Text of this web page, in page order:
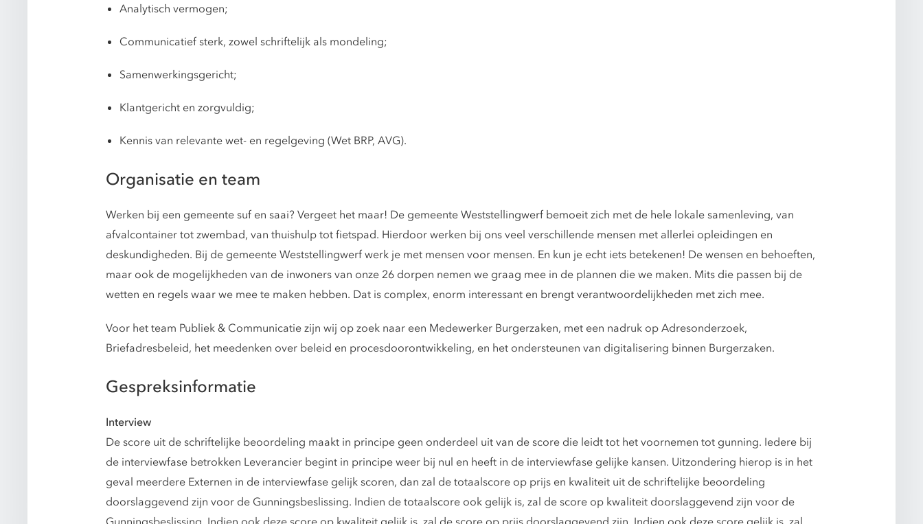
Analytisch vermogen;
Communicatief sterk, zowel schriftelijk als mondeling;
Samenwerkingsgericht;
Klantgericht en zorgvuldig;
Kennis van relevante wet- en regelgeving (Wet BRP, AVG).
Organisatie en team
Werken bij een gemeente suf en saai? Vergeet het maar! De gemeente Weststellingwerf bemoeit zich met de hele lokale samenleving, van
afvalcontainer tot zwembad, van thuishulp tot fietspad. Hierdoor werken bij ons veel verschillende mensen met allerlei opleidingen en
deskundigheden. Bij de gemeente Weststellingwerf werk je met mensen voor mensen. En kun je echt iets betekenen! De wensen en behoeften,
maar ook de mogelijkheden van de inwoners van onze 26 dorpen nemen we graag mee in de plannen die we maken. Mits die passen bij de
wetten en regels waar we mee te maken hebben. Dat is complex, enorm interessant en brengt verantwoordelijkheden met zich mee.
Voor het team Publiek & Communicatie zijn wij op zoek naar een Medewerker Burgerzaken, met een nadruk op Adresonderzoek,
Briefadresbeleid, het meedenken over beleid en procesdoorontwikkeling, en het ondersteunen van digitalisering binnen Burgerzaken.
Gespreksinformatie
Interview
De score uit de schriftelijke beoordeling maakt in principe geen onderdeel uit van de score die leidt tot het voornemen tot gunning. Iedere bij
de interviewfase betrokken Leverancier begint in principe weer bij nul en heeft in de interviewfase gelijke kansen. Uitzondering hierop is in het
geval meerdere Externen in de interviewfase gelijk scoren, dan zal de totaalscore op prijs en kwaliteit uit de schriftelijke beoordeling
doorslaggevend zijn voor de Gunningsbeslissing. Indien de totaalscore ook gelijk is, zal de score op kwaliteit doorslaggevend zijn voor de